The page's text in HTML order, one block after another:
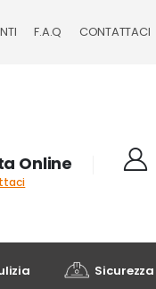
F.A.Q CONTATTACI
Online
Sicurezza